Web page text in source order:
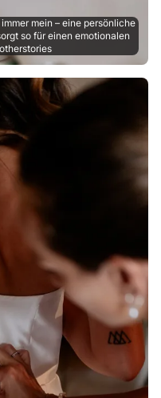
mein – eine persönliche
so für einen emotionalen